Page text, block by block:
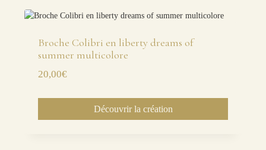
Broche Colibri en liberty dreams of
summer multicolore
20,00€
Découvrir la création